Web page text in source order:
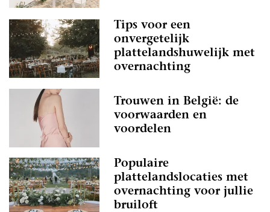
Tips voor een
onvergetelijk
plattelandshuwelijk met
overnachting
Trouwen in België: de
voorwaarden en
voordelen
Populaire
plattelandslocaties met
overnachting voor jullie
bruiloft